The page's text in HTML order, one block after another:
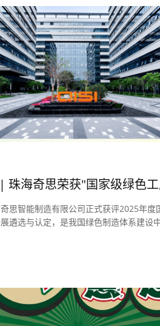
海奇思荣获"国家级绿色工
思智能制造有限公司正式获评2025年度
遴选与认定，是我国绿色制造体系建设